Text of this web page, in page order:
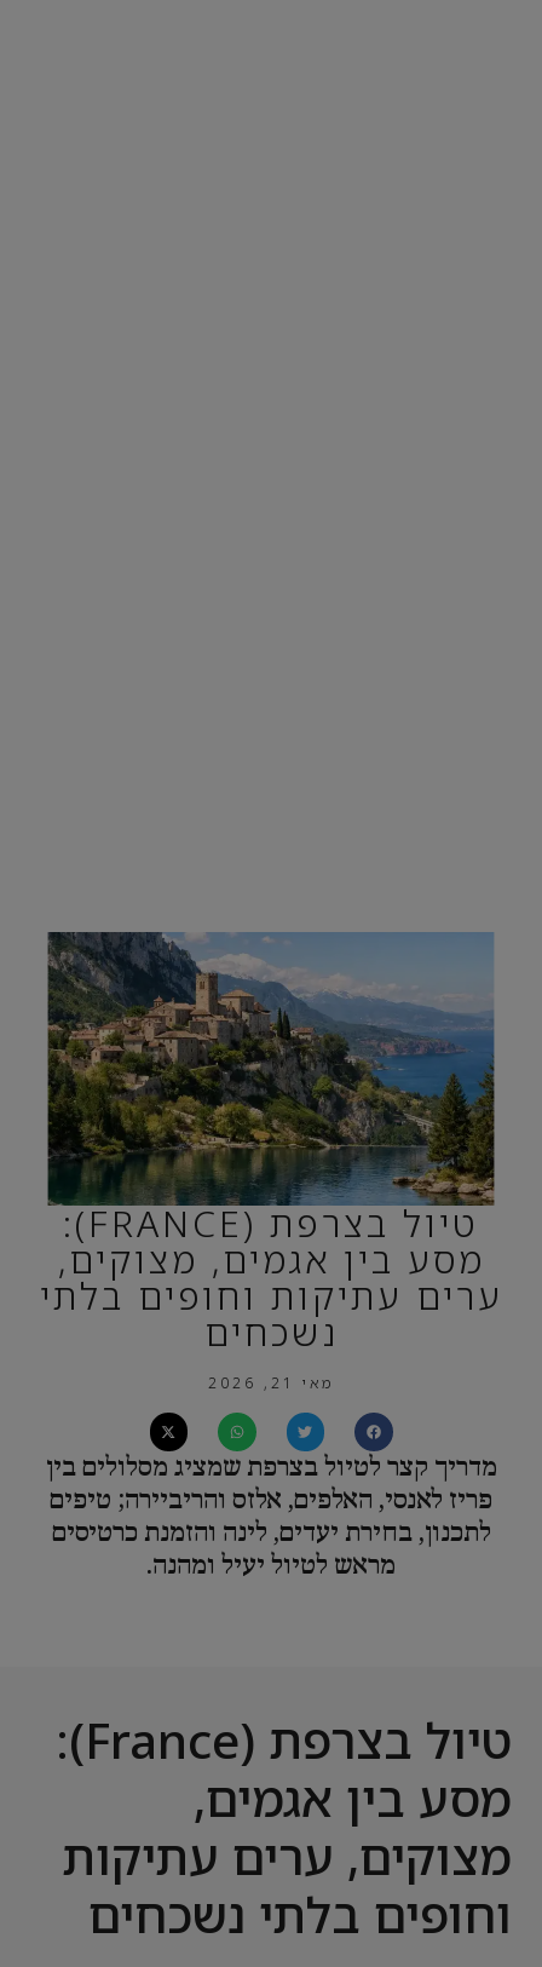
טיול בצרפת (FRANCE):
מסע בין אגמים, מצוקים,
ערים עתיקות וחופים בלתי
נשכחים
מאי 21, 2026
מדריך קצר לטיול בצרפת שמציג מסלולים בין
פריז לאנסי, האלפים, אלזס והריביירה; טיפים
לתכנון, בחירת יעדים, לינה והזמנת כרטיסים
מראש לטיול יעיל ומהנה.
טיול בצרפת (France):
מסע בין אגמים,
מצוקים, ערים עתיקות
וחופים בלתי נשכחים